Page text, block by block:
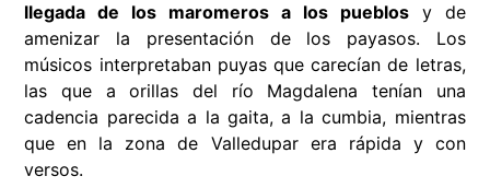
llegada de los maromeros a los pueblosy de
amenizar la presentación de los payasos. Los
músicos interpretaban puyas que carecían de letras,
las que a orillas del río Magdalena tenían una
cadencia parecida a la gaita, a la cumbia, mientras
que en la zona de Valledupar era rápida y con
versos.